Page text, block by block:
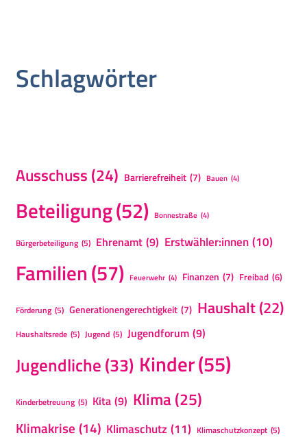
Schlagwörter
Ausschuss (24) Barrierefreiheit (7) Bauen (4)
Beteiligung(52) Bonnestraße (4)
Bürgerbeteiligung (5) Ehrenamt (9) Erstwähler:innen (10)
Familien(57) Feuerwehr (4) Finanzen (7) Freibad (6)
Förderung (5) Generationengerechtigkeit (7) Haushalt(22)
Haushaltsrede (5) Jugend (5) Jugendforum (9)
Jugendliche(33) Kinder(55)
Kinderbetreuung (5) Kita (9) Klima (25)
Klimakrise (14) Klimaschutz (11) Klimaschutzkonzept (5)